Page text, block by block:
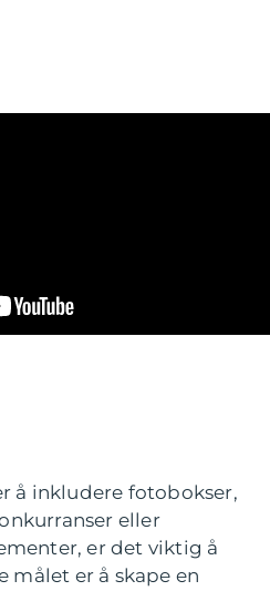
å inkludere fotobokser,
eller
er det viktig å
målet er å skape en